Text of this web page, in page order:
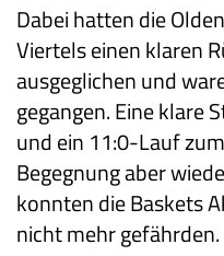
Dabei hatten die
Viertels einen klaren
ausgeglichen und
gegangen. Eine klare
und ein 11:0-Lauf
Begegnung aber
konnten die Baskets
nicht mehr gefährden.